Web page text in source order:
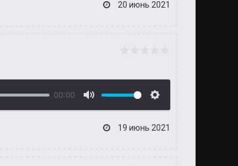
20 июнь 2021
00:00
19 июнь 2021